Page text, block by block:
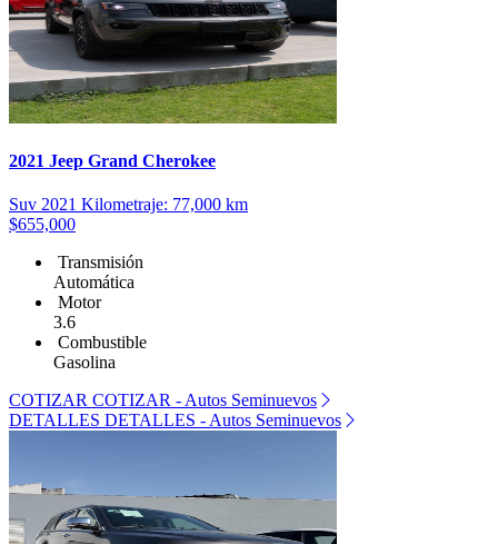
2021 Jeep Grand Cherokee
Suv 2021 Kilometraje: 77,000 km
$655,000
Transmisión
Automática
Motor
3.6
Combustible
Gasolina
COTIZAR COTIZAR - Autos Seminuevos
DETALLES DETALLES - Autos Seminuevos